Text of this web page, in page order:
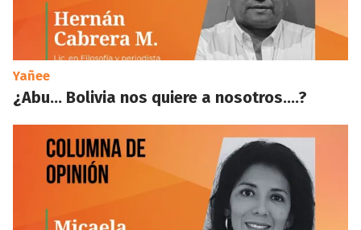
Yañee
¿Abu… Bolivia nos quiere a nosotros….?